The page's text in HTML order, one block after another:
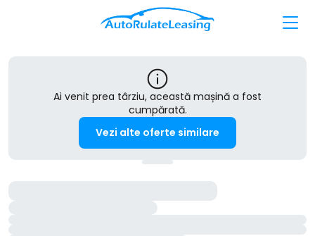
Ai venit prea târziu, această mașină a fost
cumpărată.
Vezi alte oferte similare